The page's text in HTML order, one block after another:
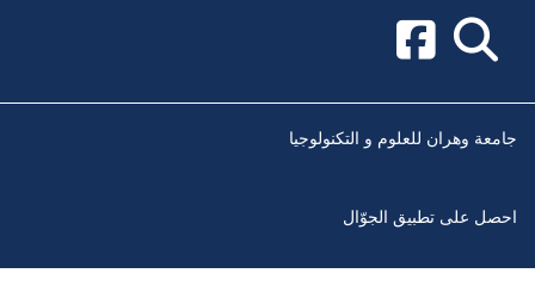
جامعة وهران للعلوم و التكنولوجيا
احصل على تطبيق الجوّال